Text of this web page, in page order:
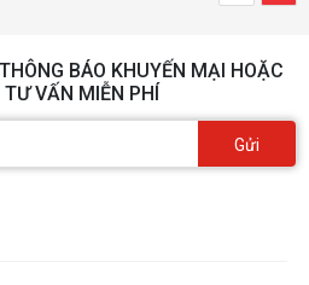
BÁO KHUYẾN MẠI HOẶC
VẤN MIỄN PHÍ
Gửi